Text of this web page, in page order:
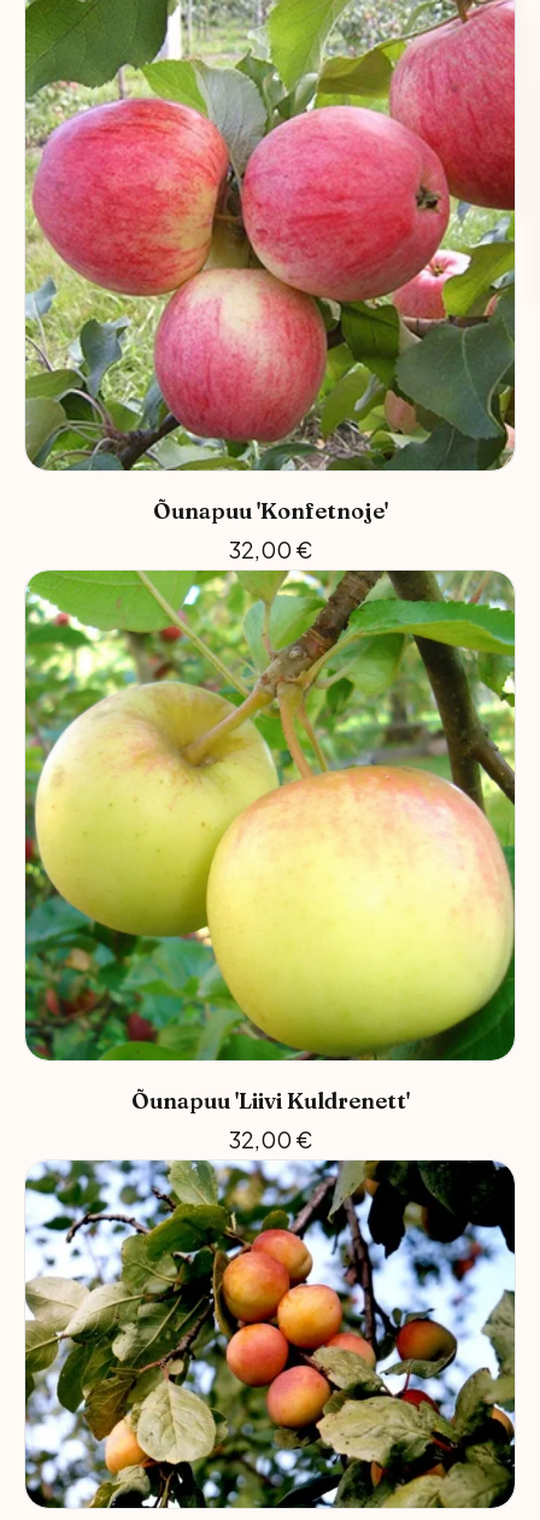
Õunapuu 'Konfetnoje'
32,00 €
Õunapuu 'Liivi Kuldrenett'
32,00 €